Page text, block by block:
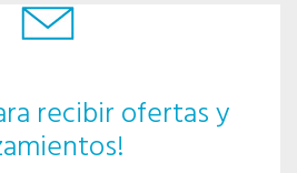
recibir ofertas y